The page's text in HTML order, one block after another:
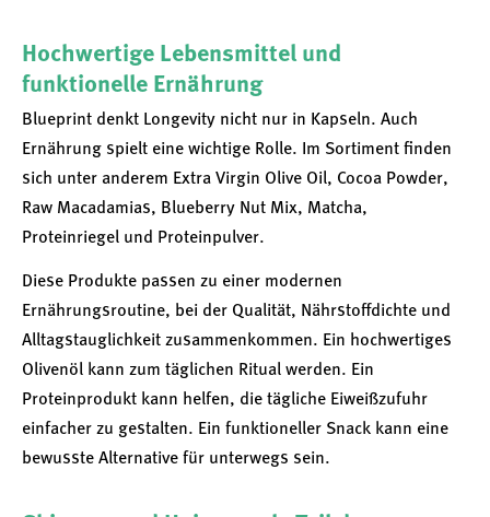
Hochwertige Lebensmittel und
funktionelle Ernährung
Blueprint denkt Longevity nicht nur in Kapseln. Auch
Ernährung spielt eine wichtige Rolle. Im Sortiment finden
sich unter anderem Extra Virgin Olive Oil, Cocoa Powder,
Raw Macadamias, Blueberry Nut Mix, Matcha,
Proteinriegel und Proteinpulver.
Diese Produkte passen zu einer modernen
Ernährungsroutine, bei der Qualität, Nährstoffdichte und
Alltagstauglichkeit zusammenkommen. Ein hochwertiges
Olivenöl kann zum täglichen Ritual werden. Ein
Proteinprodukt kann helfen, die tägliche Eiweißzufuhr
einfacher zu gestalten. Ein funktioneller Snack kann eine
bewusste Alternative für unterwegs sein.